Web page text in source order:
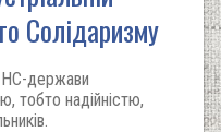
Солідаризму
НС-держави
тобто надійністю,